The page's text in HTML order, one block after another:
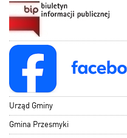
Urząd Gminy
Gmina Przesmyki